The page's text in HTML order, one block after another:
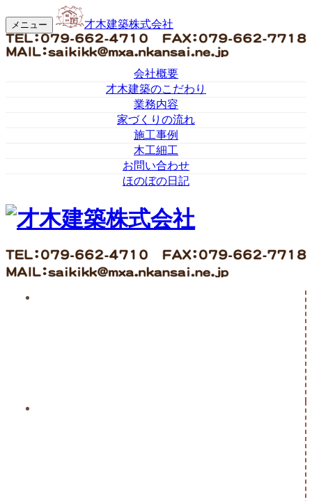
メニュー 才木建築株式会社
会社概要
才木建築のこだわり
業務内容
家づくりの流れ
施工事例
木工細工
お問い合わせ
ほのぼの日記